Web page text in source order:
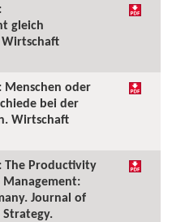
gleich
Wirtschaft
Menschen oder
bei der
Wirtschaft
The Productivity
Journal of
Strategy.